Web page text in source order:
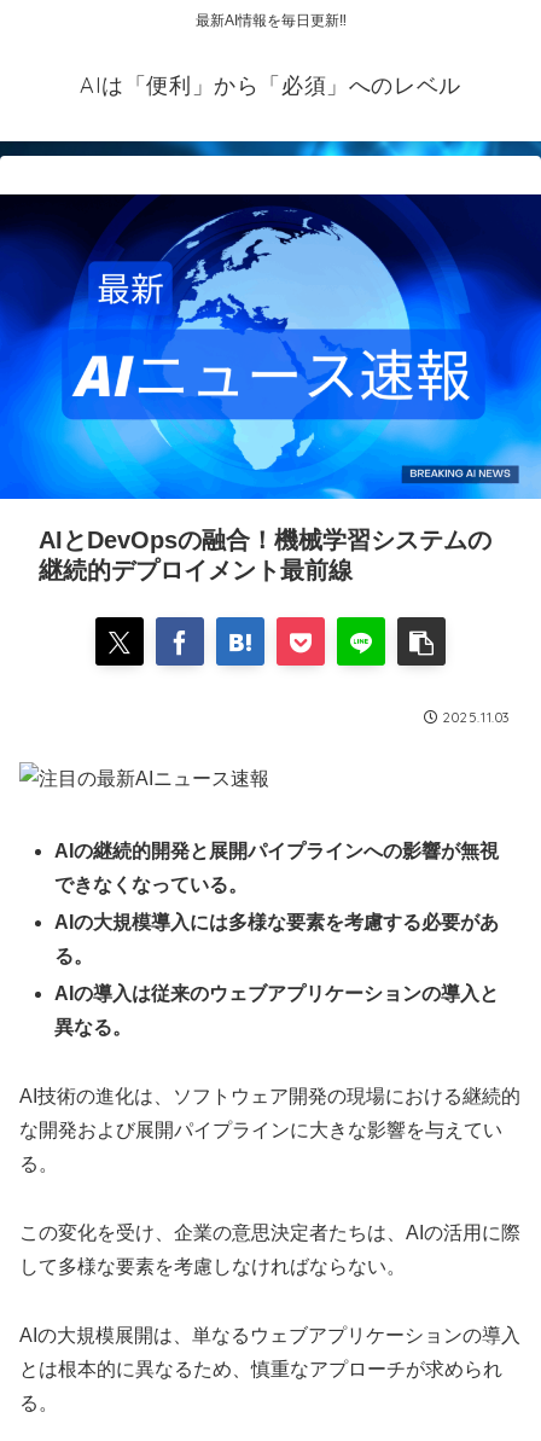
最新AI情報を毎日更新‼
AIは「便利」から「必須」へのレベル
AIとDevOpsの融合！機械学習システムの
継続的デプロイメント最前線
2025.11.03
AIの継続的開発と展開パイプラインへの影響が無視
できなくなっている。
AIの大規模導入には多様な要素を考慮する必要があ
る。
AIの導入は従来のウェブアプリケーションの導入と
異なる。
AI技術の進化は、ソフトウェア開発の現場における継続的
な開発および展開パイプラインに大きな影響を与えてい
る。
この変化を受け、企業の意思決定者たちは、AIの活用に際
して多様な要素を考慮しなければならない。
AIの大規模展開は、単なるウェブアプリケーションの導入
とは根本的に異なるため、慎重なアプローチが求められ
る。